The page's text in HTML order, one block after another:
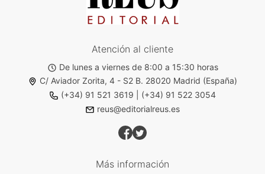
Atención al cliente
De lunes a viernes de 8:00 a 15:30 horas
C/ Aviador Zorita, 4 - S2 B. 28020 Madrid (España)
(+34) 91 521 3619
(+34) 91 522 3054
reus@editorialreus.es
Más información